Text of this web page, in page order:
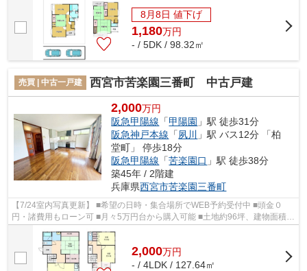
8月8日 値下げ
1,180万円
- / 5DK / 98.32㎡
売買 | 中古一戸建 西宮市苦楽園三番町 中古戸建
2,000万円
阪急甲陽線 「甲陽園 」駅 徒歩31分
阪急神戸本線 「夙川
」駅 バス12分 「柏
堂町」 停歩18分
阪急甲陽線 「苦楽園口 」駅 徒歩38分
築45年 / 2階建
兵庫県西宮市苦楽園三番町
【7/24室内写真更新】 ■希望の日時・集合場所でWEB予約受付中 ■頭金０
円・諸費用もローン可 ■月々5万円台から購入可能 ■土地約96坪、建物面積約
2,000万円
- / 4LDK / 127.64㎡